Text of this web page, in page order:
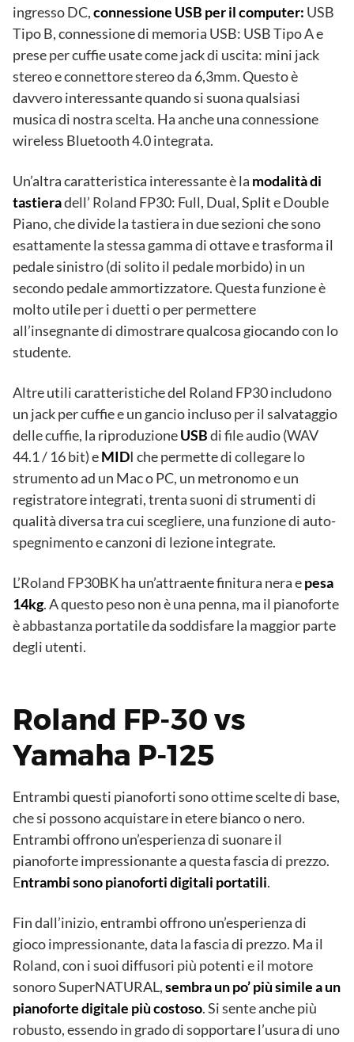
ingresso DC,connessione USB per il computer: USB
Tipo B, connessione di memoria USB: USB Tipo A e
prese per cuffie usate come jack di uscita: mini jack
stereo e connettore stereo da 6,3mm. Questo è
davvero interessante quando si suona qualsiasi
musica di nostra scelta. Ha anche una connessione
wireless Bluetooth 4.0 integrata.
Un’altra caratteristica interessante è la modalità di
tastieradell’ Roland FP30: Full, Dual, Split e Double
Piano, che divide la tastiera in due sezioni che sono
esattamente la stessa gamma di ottave e trasforma il
pedale sinistro (di solito il pedale morbido) in un
secondo pedale ammortizzatore. Questa funzione è
molto utile per i duetti o per permettere
all’insegnante di dimostrare qualcosa giocando con lo
studente.
Altre utili caratteristiche del Roland FP30 includono
un jack per cuffie e un gancio incluso per il salvataggio
delle cuffie, la riproduzioneUSBdi file audio (WAV
44.1 / 16 bit) eMIDI che permette di collegare lo
strumento ad un Mac o PC, un metronomo e un
registratore integrati, trenta suoni di strumenti di
qualità diversa tra cui scegliere, una funzione di auto-
spegnimento e canzoni di lezione integrate.
L’Roland FP30BK ha un’attraente finitura nera epesa
14kg. A questo peso non è una penna, ma il pianoforte
è abbastanza portatile da soddisfare la maggior parte
degli utenti.
Roland FP-30 vs
Yamaha P-125
Entrambi questi pianoforti sono ottime scelte di base,
che si possono acquistare in etere bianco o nero.
Entrambi offrono un’esperienza di suonare il
pianoforte impressionante a questa fascia di prezzo.
Entrambi sono pianoforti digitali portatili.
Fin dall’inizio, entrambi offrono un’esperienza di
gioco impressionante, data la fascia di prezzo. Ma il
Roland, con i suoi diffusori più potenti e il motore
sonoro SuperNATURAL,sembra un po’ più simile a un
pianoforte digitale più costoso. Si sente anche più
robusto, essendo in grado di sopportare l’usura di uno